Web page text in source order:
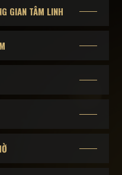
GIAN TÂM LINH